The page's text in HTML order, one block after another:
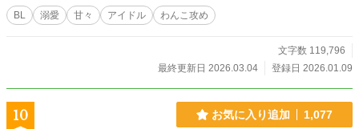
られる話。
BL 溺愛 甘々 アイドル わんこ攻め
文字数 119,796
最終更新日 2026.03.04
登録日 2026.01.09
10 お気に入り追加 1,077